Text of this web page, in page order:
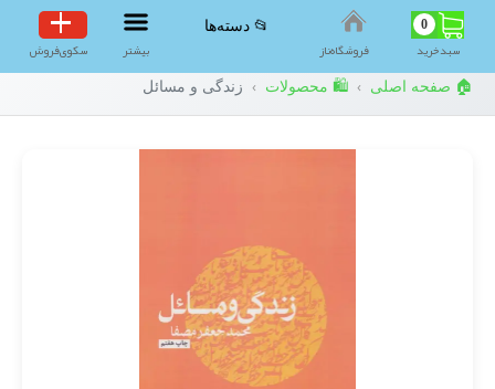
0
سبد‌خرید فروشگاه‌ناز
📂 دسته‌ها
بیشتر سکوی‌فروش
🏠 صفحه اصلی › 🛍️ محصولات › زندگی و مسائل